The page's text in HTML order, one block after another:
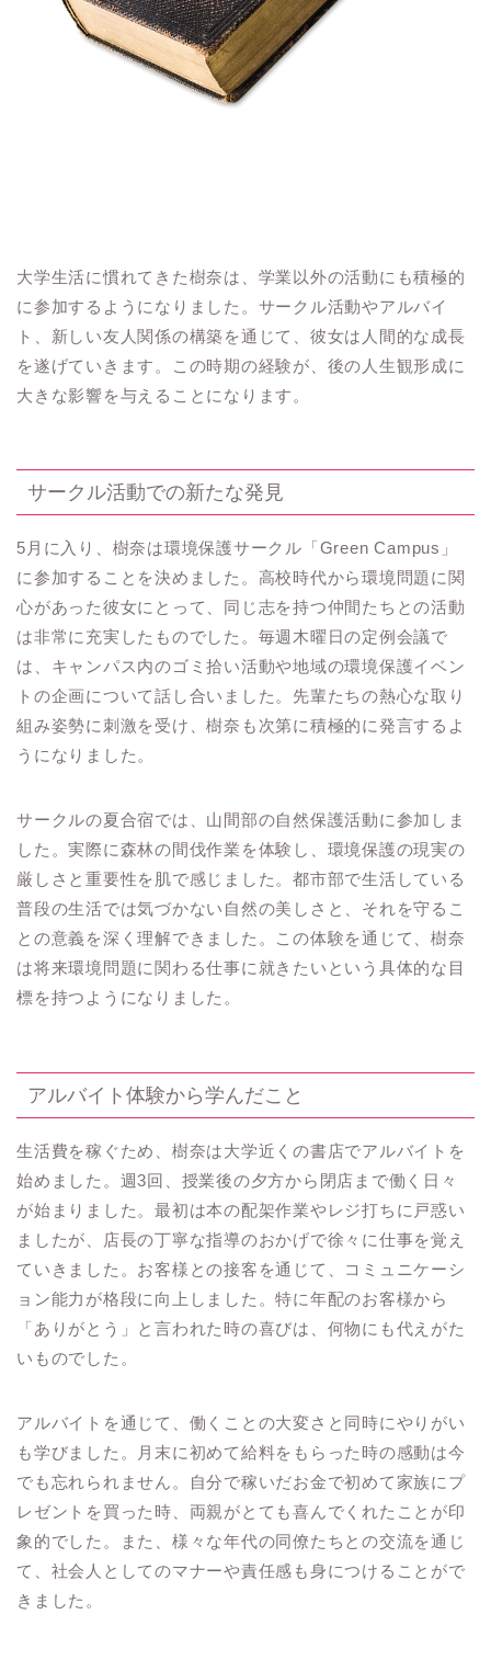
大学生活に慣れてきた樹奈は、学業以外の活動にも積極的
に参加するようになりました。サークル活動やアルバイ
ト、新しい友人関係の構築を通じて、彼女は人間的な成長
を遂げていきます。この時期の経験が、後の人生観形成に
大きな影響を与えることになります。
サークル活動での新たな発見
5月に入り、樹奈は環境保護サークル「Green Campus」
に参加することを決めました。高校時代から環境問題に関
心があった彼女にとって、同じ志を持つ仲間たちとの活動
は非常に充実したものでした。毎週木曜日の定例会議で
は、キャンパス内のゴミ拾い活動や地域の環境保護イベン
トの企画について話し合いました。先輩たちの熱心な取り
組み姿勢に刺激を受け、樹奈も次第に積極的に発言するよ
うになりました。
サークルの夏合宿では、山間部の自然保護活動に参加しま
した。実際に森林の間伐作業を体験し、環境保護の現実の
厳しさと重要性を肌で感じました。都市部で生活している
普段の生活では気づかない自然の美しさと、それを守るこ
との意義を深く理解できました。この体験を通じて、樹奈
は将来環境問題に関わる仕事に就きたいという具体的な目
標を持つようになりました。
アルバイト体験から学んだこと
生活費を稼ぐため、樹奈は大学近くの書店でアルバイトを
始めました。週3回、授業後の夕方から閉店まで働く日々
が始まりました。最初は本の配架作業やレジ打ちに戸惑い
ましたが、店長の丁寧な指導のおかげで徐々に仕事を覚え
ていきました。お客様との接客を通じて、コミュニケーシ
ョン能力が格段に向上しました。特に年配のお客様から
「ありがとう」と言われた時の喜びは、何物にも代えがた
いものでした。
アルバイトを通じて、働くことの大変さと同時にやりがい
も学びました。月末に初めて給料をもらった時の感動は今
でも忘れられません。自分で稼いだお金で初めて家族にプ
レゼントを買った時、両親がとても喜んでくれたことが印
象的でした。また、様々な年代の同僚たちとの交流を通じ
て、社会人としてのマナーや責任感も身につけることがで
きました。